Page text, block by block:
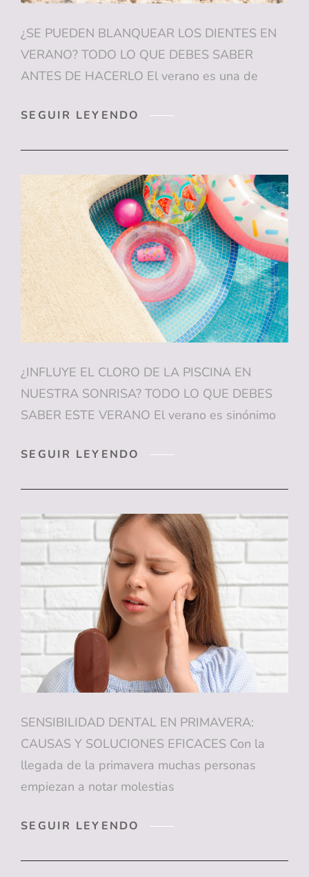
¿SE PUEDEN BLANQUEAR LOS DIENTES EN
VERANO? TODO LO QUE DEBES SABER
ANTES DE HACERLO El verano es una de
SEGUIR LEYENDO
¿SE
DIENTES
EN
VERANO?
TODO
LO
QUE
DEBES
SABER
ANTES
DE
HACERLO
¿INFLUYE EL CLORO DE LA PISCINA EN
NUESTRA SONRISA? TODO LO QUE DEBES
SABER ESTE VERANO El verano es sinónimo
SEGUIR LEYENDO
¿INFLUYE
LA
PISCINA
NUESTRA
SONRISA?
TODO
LO
QUE
DEBES
SABER
ESTE
VERANO
SENSIBILIDAD DENTAL EN PRIMAVERA:
CAUSAS Y SOLUCIONES EFICACES Con la
llegada de la primavera muchas personas
empiezan a notar molestias
SEGUIR LEYENDO
SENSIBILIDAD